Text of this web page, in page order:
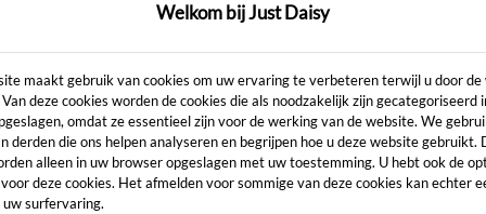
WEBSHOP MET HET MERK ATMOS
✔ Tweewekelijks een nieuwe collectie
✔Verscheidene merken
Gepersonaliseerd advies
Welkom bij Just Daisy
maakt gebruik van cookies om uw ervaring te verbeteren terwijl u door de
deze cookies worden de cookies die als noodzakelijk zijn gecategoriseerd
omdat ze essentieel zijn voor de werking van de website. We
derden die ons helpen analyseren en begrijpen hoe u deze website gebruikt.
alleen in uw browser opgeslagen met uw toestemming. U hebt ook de
deze cookies. Het afmelden voor sommige van deze cookies kan echter
uw surfervaring.